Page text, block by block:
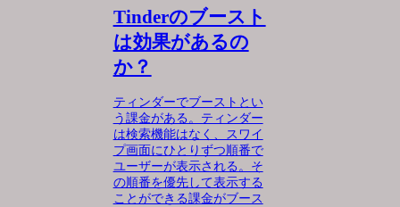
Tinderのブースト
は効果があるの
か？
ティンダーでブーストとい
う課金がある。ティンダー
は検索機能はなく、スワイ
プ画面にひとりずつ順番で
ユーザーが表示される。そ
の順番を優先して表示する
ことができる課金がブース